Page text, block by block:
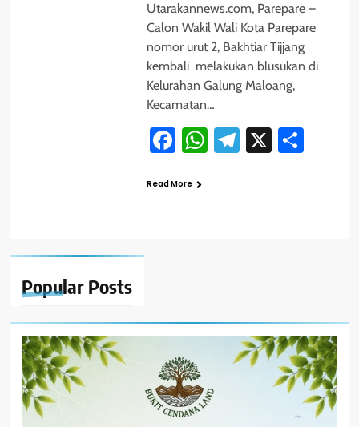
Popular Posts
Utarakannews.com, Parepare –
Calon Wakil Wali Kota Parepare
nomor urut 2, Bakhtiar Tijjang
kembali melakukan blusukan di
Kelurahan Galung Maloang,
Kecamatan…
Facebook
WhatsApp
Telegram
X
Read More